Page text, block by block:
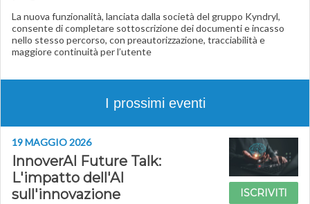
La nuova funzionalità, lanciata dalla società del gruppo Kyndryl,
consente di completare sottoscrizione dei documenti e incasso
nello stesso percorso, con preautorizzazione, tracciabilità e
maggiore continuità per l’utente
I prossimi eventi
19 MAGGIO 2026
InnoverAI Future Talk:
L'impatto dell'AI
sull'innovazione
ISCRIVITI